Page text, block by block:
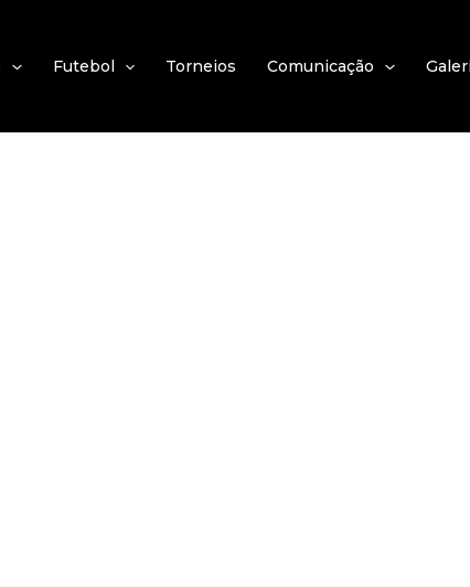
Futebol Torneios Comunicação